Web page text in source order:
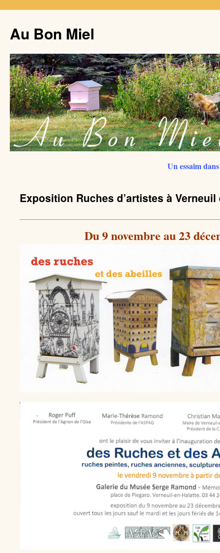
Au Bon Miel
Un essaim
Exposition Ruches d’artistes à Verneuil
Du 9 novembre au 23